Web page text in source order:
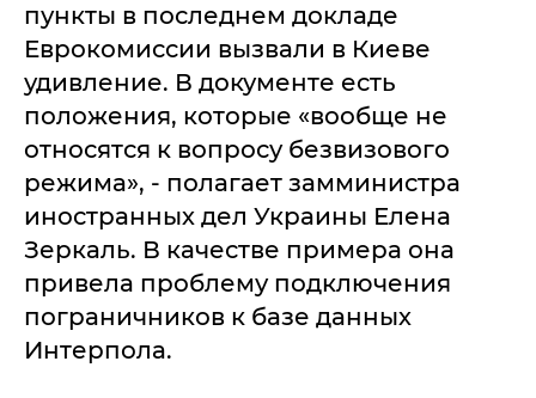
пункты в последнем докладе
Еврокомиссии вызвали в Киеве
удивление. В документе есть
положения, которые «вообще не
относятся к вопросу безвизового
режима», - полагает замминистра
иностранных дел Украины Елена
Зеркаль. В качестве примера она
привела проблему подключения
пограничников к базе данных
Интерпола.